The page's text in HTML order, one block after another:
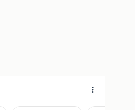
je iets nodig hebt wat er